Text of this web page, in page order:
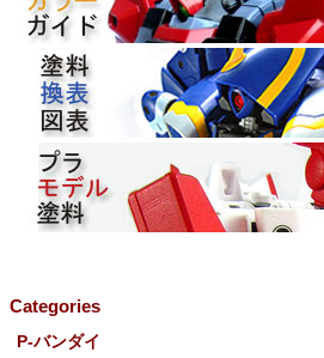
Categories
P-バンダイ